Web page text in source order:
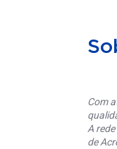
Com
A
de